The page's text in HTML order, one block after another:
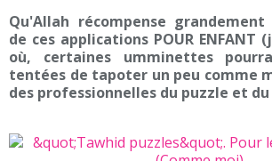
Qu'Allah récompense
de ces applications POUR ENFANT
où, certaines umminettes
tentées de tapoter un peu comme
des professionnelles du puzzle et